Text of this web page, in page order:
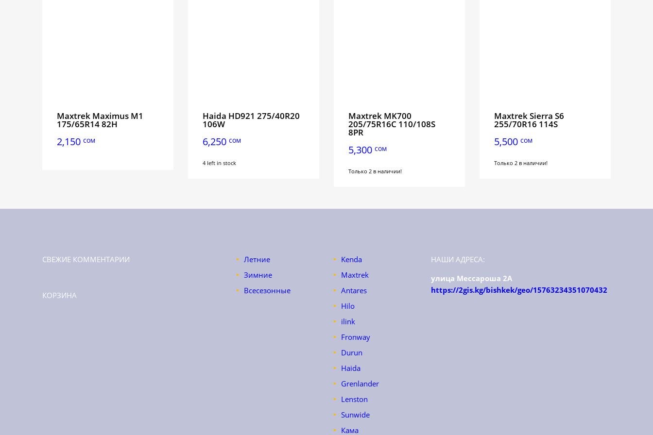
Maxtrek Maximus M1
175/65R14 82H
2,150 сом
Haida HD921 275/40R20
106W
6,250 сом
4 left in stock
Maxtrek MK700
205/75R16C 110/108S
8PR
5,300 сом
Только 2 в наличии!
Maxtrek Sierra S6
255/70R16 114S
5,500 сом
Только 2 в наличии!
СВЕЖИЕ КОММЕНТАРИИ
КОРЗИНА
Летние
Зимние
Всесезонные
Kenda
Maxtrek
Antares
Hilo
ilink
Fronway
Durun
Haida
Grenlander
Lenston
Sunwide
Кама
НАШИ АДРЕСА:
улица Мессароша 2А
https://2gis.kg/bishkek/geo/15763234351070432